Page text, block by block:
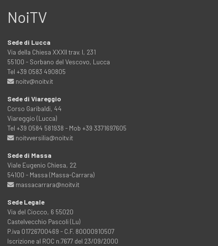
NoiTV
Sede di Lucca
Via della Chiesa XXXII trav. I, 231
55100 - Sorbano del Vescovo, Lucca
Tel +39 0583 490805
noitv@noitv.it
Sede di Viareggio
Corso Garibaldi, 44
Viareggio (Lucca)
Tel +39 0584 581938 - Mob +39 3371697605
noitvversilia@noitv.it
Sede di Massa
Viale Eugenio Chiesa, 22
54100 - Massa (Massa-Carrara)
massacarrara@noitv.it
Sede Legale
Via del Ciocco, 6 55020
Castelvecchio Pascoli (Lu)
P.iva 01726700469 - C.F. 80000910507
Iscrizione al ROC n.7677 del 23/09/2000